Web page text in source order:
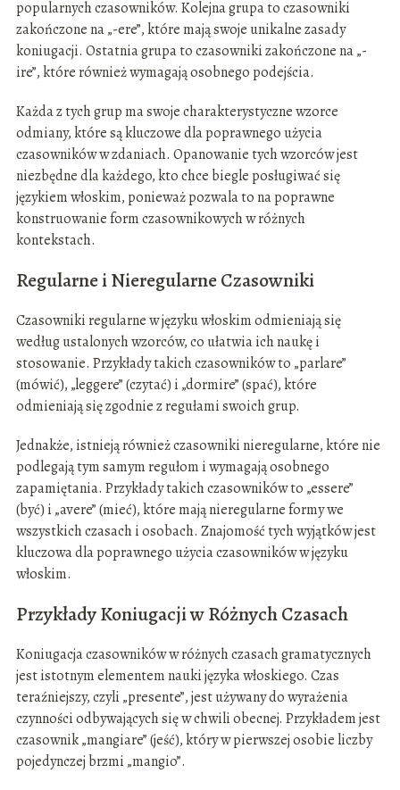
popularnych czasowników. Kolejna grupa to czasowniki
zakończone na „-ere”, które mają swoje unikalne zasady
koniugacji. Ostatnia grupa to czasowniki zakończone na „-
ire”, które również wymagają osobnego podejścia.
Każda z tych grup ma swoje charakterystyczne wzorce
odmiany, które są kluczowe dla poprawnego użycia
czasowników w zdaniach. Opanowanie tych wzorców jest
niezbędne dla każdego, kto chce biegle posługiwać się
językiem włoskim, ponieważ pozwala to na poprawne
konstruowanie form czasownikowych w różnych
kontekstach.
Regularne i Nieregularne Czasowniki
Czasowniki regularne w języku włoskim odmieniają się
według ustalonych wzorców, co ułatwia ich naukę i
stosowanie. Przykłady takich czasowników to „parlare”
(mówić), „leggere” (czytać) i „dormire” (spać), które
odmieniają się zgodnie z regułami swoich grup.
Jednakże, istnieją również czasowniki nieregularne, które nie
podlegają tym samym regułom i wymagają osobnego
zapamiętania. Przykłady takich czasowników to „essere”
(być) i „avere” (mieć), które mają nieregularne formy we
wszystkich czasach i osobach. Znajomość tych wyjątków jest
kluczowa dla poprawnego użycia czasowników w języku
włoskim.
Przykłady Koniugacji w Różnych Czasach
Koniugacja czasowników w różnych czasach gramatycznych
jest istotnym elementem nauki języka włoskiego. Czas
teraźniejszy, czyli „presente”, jest używany do wyrażenia
czynności odbywających się w chwili obecnej. Przykładem jest
czasownik „mangiare” (jeść), który w pierwszej osobie liczby
pojedynczej brzmi „mangio”.